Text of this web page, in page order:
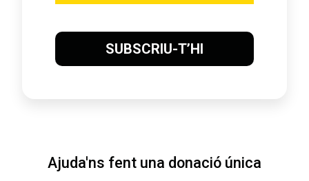
SUBSCRIU-T’HI
Ajuda'ns fent una donació única